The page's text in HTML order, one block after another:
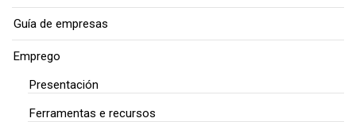
Guía de empresas
Emprego
Presentación
Ferramentas e recursos